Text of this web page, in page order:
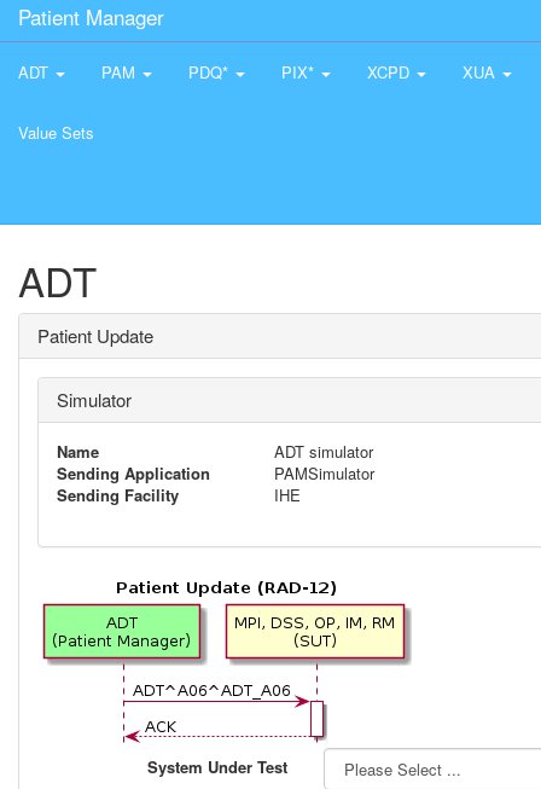
Patient Manager
ADT PAM PDQ* PIX* XCPD XUA
Value Sets
ADT
Patient Update
Simulator
Name
ADT simulator
Sending Application
PAMSimulator
Sending Facility
IHE
System Under Test